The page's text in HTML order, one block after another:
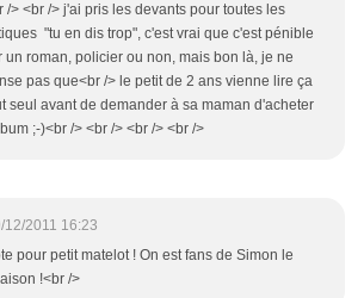
/> <br /> j'ai pris les devants pour toutes les
"tu en dis trop", c'est vrai que c'est pénible
un roman, policier ou non, mais bon là, je ne
pas que<br /> le petit de 2 ans vienne lire ça
seul avant de demander à sa maman d'acheter
;-)<br /> <br /> <br /> <br />
12/2011 16:23
pour petit matelot ! On est fans de Simon le
!<br />